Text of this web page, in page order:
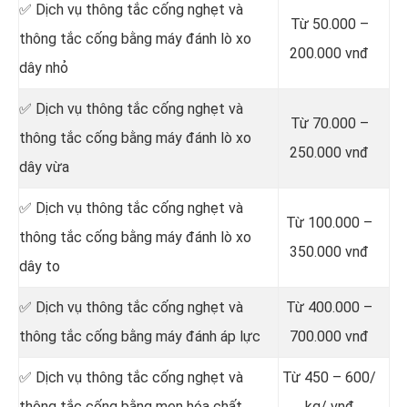
✅ Dịch vụ thông tắc cống nghẹt và
thông tắc cống bằng máy đánh lò xo
dây nhỏ
Từ 50.000 –
200.000 vnđ
✅ Dịch vụ thông tắc cống nghẹt và
thông tắc cống bằng máy đánh lò xo
dây vừa
Từ 70.000 –
250.000 vnđ
✅ Dịch vụ thông tắc cống nghẹt và
thông tắc cống bằng máy đánh lò xo
dây to
Từ 100.000 –
350.000 vnđ
✅ Dịch vụ thông tắc cống nghẹt và
thông tắc cống bằng máy đánh áp lực
Từ 400.000 –
700.000 vnđ
✅ Dịch vụ thông tắc cống nghẹt và
Từ 450 – 600/